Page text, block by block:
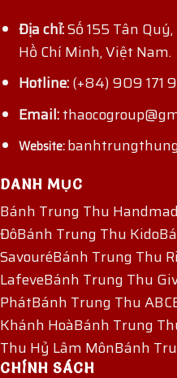
Địa chỉ:Số 155 Tân
Hồ Chí Minh, Việt Nam.
Hotline:(+84) 909 171
Email:
Website:
DANH MỤC
Bánh Trung Thu
ĐôBánh Trung Thu Kido
SavouréBánh Trung Thu
LafeveBánh Trung Thu
PhátBánh Trung Thu ABC
Khánh HoàBánh Trung
Thu Hỷ Lâm MônBánh
CHÍNH SÁCH